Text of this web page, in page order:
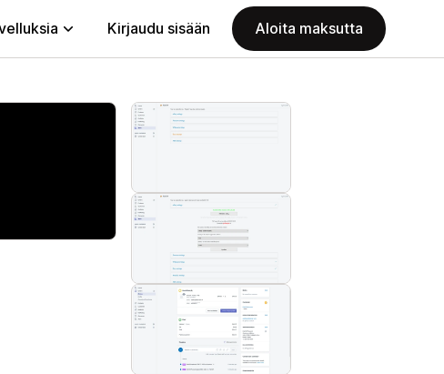
Kirjaudu sisään Aloita maksutta